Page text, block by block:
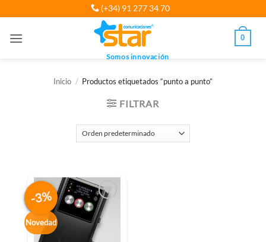
al
(+34) 91 277 34 70
Somos innovación
0
Inicio / Productos etiquetados “punto a punto”
FILTRAR
-3%
Novedad